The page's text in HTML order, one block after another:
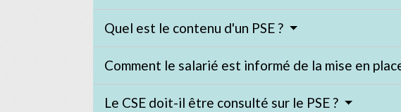
Quel est le contenu d'un PSE ?
Comment le salarié est informé de la mise en
Le CSE doit-il être consulté sur le PSE ?